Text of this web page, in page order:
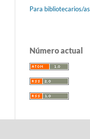
Para bibliotecarios/as
Número actual